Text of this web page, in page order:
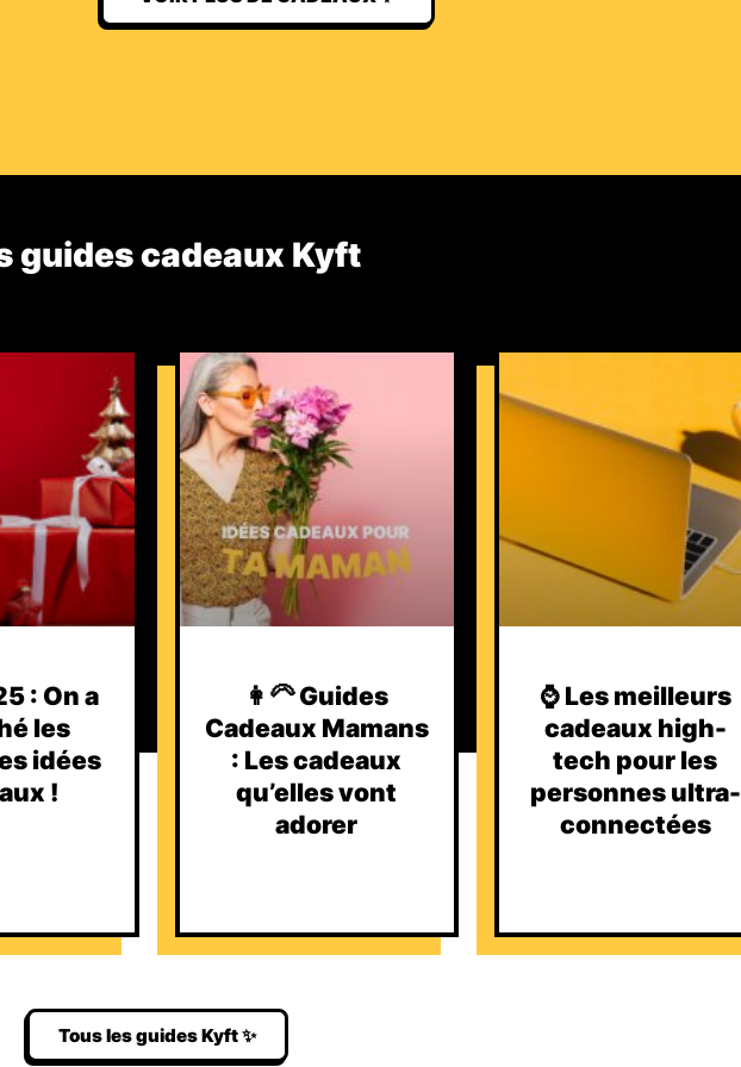
guides cadeaux Kyft​
: On a
les
idées
!
👩‍🦳 Guides
Cadeaux Mamans
: Les cadeaux
qu’elles vont
adorer
⌚️ Les meilleurs
cadeaux high-
tech pour les
personnes ultra-
connectées
Tous les guides Kyft ✨